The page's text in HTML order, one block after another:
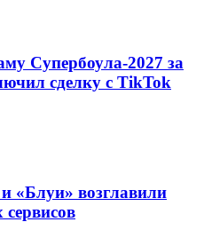
Супербоула-2027 за
сделку с TikTok
«Блуи» возглавили